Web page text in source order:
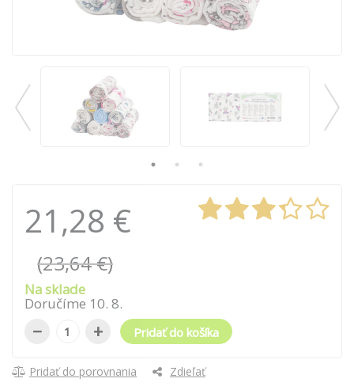
21,28 €
(23,64 €)
Na sklade
Doručíme 10. 8.
− + Pridať do košíka
Pridať do porovnania Zdieľať